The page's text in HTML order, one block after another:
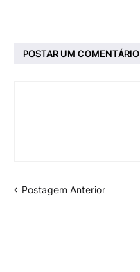
POSTAR UM COMENTÁRIO
Postagem Anterior